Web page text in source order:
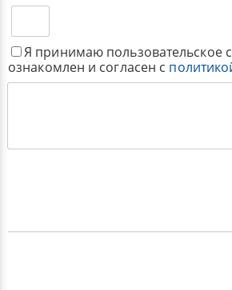
Я принимаю пользовательское
ознакомлен и согласен с